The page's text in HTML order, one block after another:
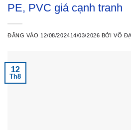
PE, PVC giá cạnh tranh
ĐĂNG VÀO 12/08/202414/03/2026 BỞIVÕ
12
Th8